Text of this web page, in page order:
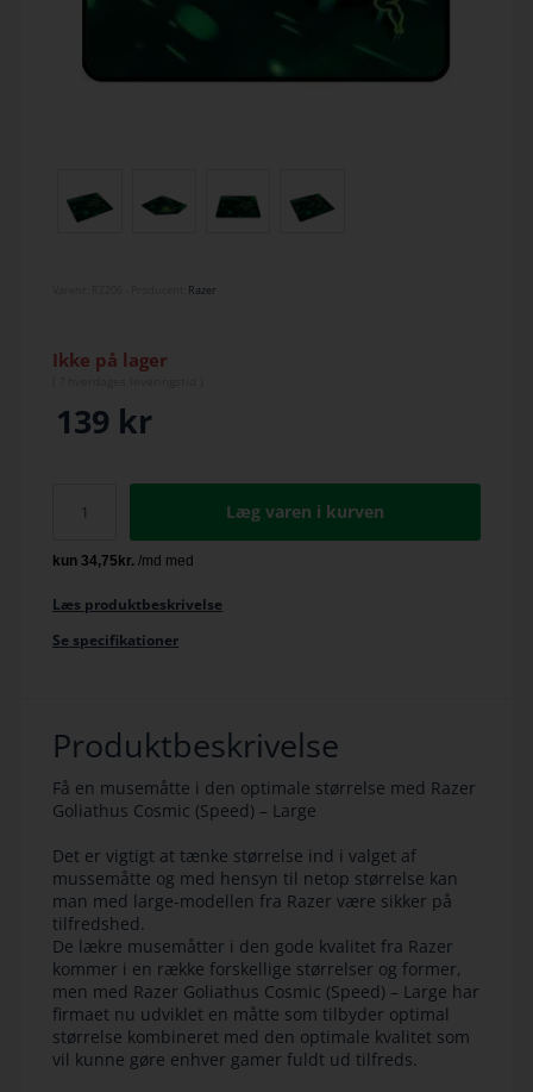
Razer
Ikke på lager
139 kr
Læg varen i kurven
Læs produktbeskrivelse
Se specifikationer
Produktbeskrivelse
Få en musemåtte i den optimale størrelse med Razer
Goliathus Cosmic (Speed) – Large
Det er vigtigt at tænke størrelse ind i valget af
mussemåtte og med hensyn til netop størrelse kan
man med large-modellen fra Razer være sikker på
tilfredshed.
De lækre musemåtter i den gode kvalitet fra Razer
kommer i en række forskellige størrelser og former,
men med Razer Goliathus Cosmic (Speed) – Large har
firmaet nu udviklet en måtte som tilbyder optimal
størrelse kombineret med den optimale kvalitet som
vil kunne gøre enhver gamer fuldt ud tilfreds.